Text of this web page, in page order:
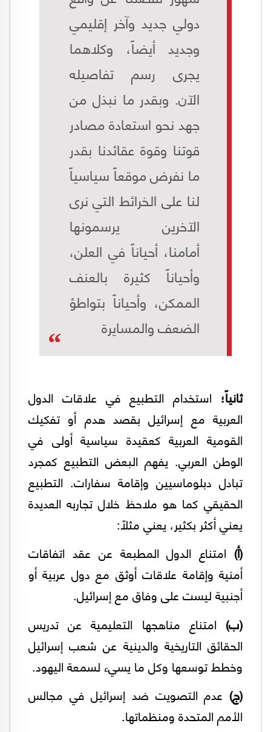
دولي جديد وآخر إقليمي
وجديد أيضاً، وكلاهما
يجرى رسم تفاصيله
الآن. وبقدر ما نبذل من
جهد نحو استعادة مصادر
قوتنا وقوة عقائدنا بقدر
ما نفرض موقعاً سياسياً
لنا على الخرائط التي نرى
الآخرين يرسمونها
أمامنا، أحياناً في العلن،
وأحياناً كثيرة بالعنف
الممكن، وأحياناً بتواطؤ
الضعف والمسايرة
ثانياً؛ استخدام التطبيع في علاقات الدول
العربية مع إسرائيل بقصد هدم أو تفكيك
القومية العربية كعقيدة سياسية أولى في
الوطن العربي. يفهم البعض التطبيع كمجرد
تبادل دبلوماسيين وإقامة سفارات. التطبيع
الحقيقي كما هو ملاحظ خلال تجاربه العديدة
يعني أكثر بكثير، يعني مثلاً:
(أ) امتناع الدول المطبعة عن عقد اتفاقات
أمنية وإقامة علاقات أوثق مع دول عربية أو
أجنبية ليست على وفاق مع إسرائيل.
(ب) امتناع مناهجها التعليمية عن تدريس
الحقائق التاريخية والدينية عن شعب إسرائيل
وخطط توسعها وكل ما يسيء لسمعة اليهود.
(ج) عدم التصويت ضد إسرائيل في مجالس
الأمم المتحدة ومنظماتها.